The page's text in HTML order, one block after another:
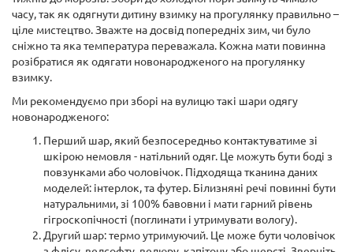
часу, так як одягнути дитину взимку на прогулянку правильно –
ціле мистецтво. Зважте на досвід попередніх зим, чи було
сніжно та яка температура переважала. Кожна мати повинна
розібратися як одягати новонародженого на прогулянку
взимку.
Ми рекомендуємо при зборі на вулицю такі шари одягу
новонародженого:
Перший шар, який безпосередньо контактуватиме зі
шкірою немовля - натільний одяг. Це можуть бути боді з
повзунками або чоловічок. Підходяща тканина даних
моделей: інтерлок, та футер. Білизняні речі повинні бути
натуральними, зі 100% бавовни і мати гарний рівень
гігроскопічності (поглинати і утримувати вологу).
Другий шар: термо утримуючий. Це може бути чоловічок